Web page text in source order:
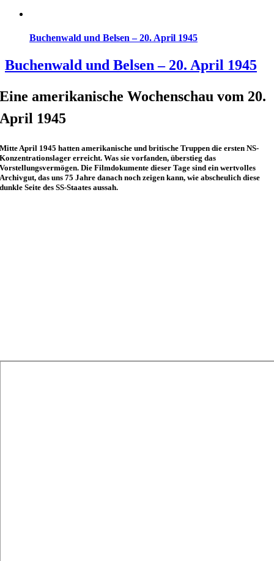
Buchenwald und Belsen – 20. April 1945
Buchenwald und Belsen – 20. April 1945
Eine amerikanische Wochenschau vom 20.
April 1945
Mitte April 1945 hatten amerikanische und britische Truppen die ersten NS-
Konzentrationslager erreicht. Was sie vorfanden, überstieg das
Vorstellungsvermögen. Die Filmdokumente dieser Tage sind ein wertvolles
Archivgut, das uns 75 Jahre danach noch zeigen kann, wie abscheulich diese
dunkle Seite des SS-Staates aussah.